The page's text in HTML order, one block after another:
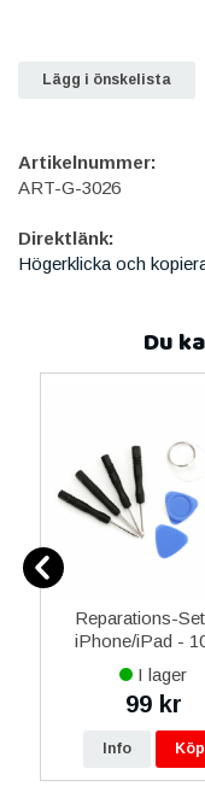
Lägg i önskelista
Artikelnummer:
ART-G-3026
Direktlänk:
Högerklicka och
Du
Reparations-
iPhone/iPad -
I lager
99 kr
Info Köp